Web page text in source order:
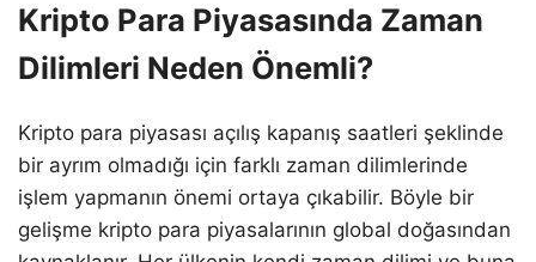
Kripto Para Piyasasında Zaman
Dilimleri Neden Önemli?
Kripto para piyasası açılış kapanış saatleri şeklinde
bir ayrım olmadığı için farklı zaman dilimlerinde
işlem yapmanın önemi ortaya çıkabilir. Böyle bir
gelişme kripto para piyasalarının global doğasından